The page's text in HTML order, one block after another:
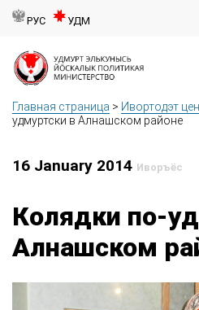
РУС УДМ
Главная страница > Ивортодэт
удмуртски в Алнашском районе
16 January 2014 Иворъёс
Колядки по-
Алнашском